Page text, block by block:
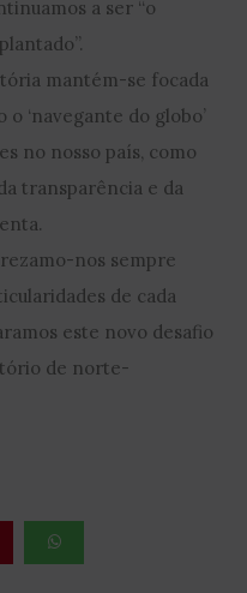
a ser “o
mantém-se focada
‘navegante do globo’
no nosso país, como
transparência e da
nos sempre
de cada
este novo desafio
de norte-